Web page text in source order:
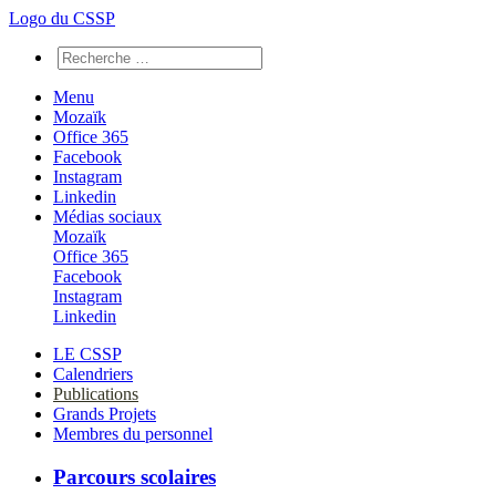
Logo du CSSP
Menu
Mozaïk
Office 365
Facebook
Instagram
Linkedin
Médias sociaux
Mozaïk
Office 365
Facebook
Instagram
Linkedin
LE CSSP
Calendriers
Publications
Grands Projets
Membres du personnel
Parcours scolaires